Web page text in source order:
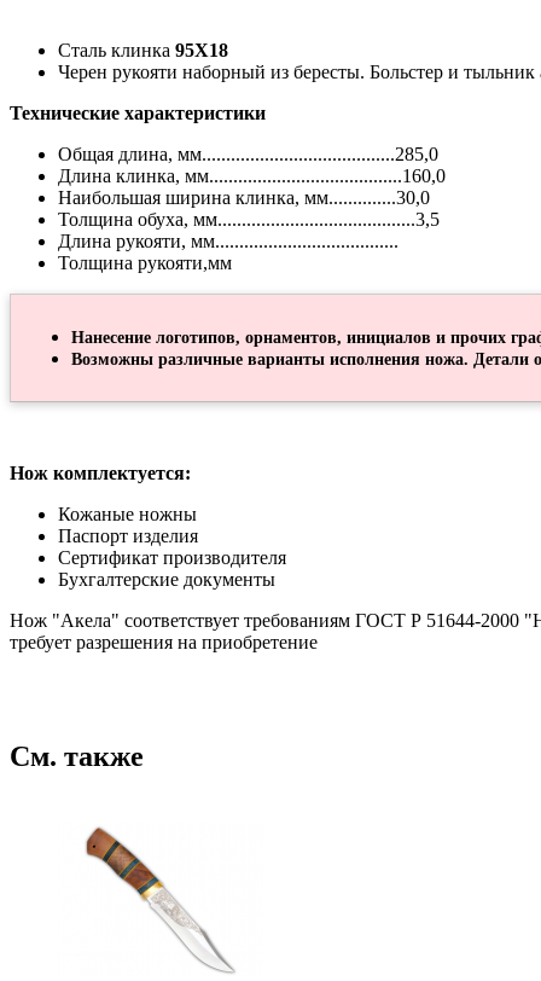
Сталь клинка 95Х18
Черен рукояти наборный из бересты. Больстер и
Технические характеристики
Общая длина, мм........................................285,0
Длина клинка, мм........................................160,0
Наибольшая ширина клинка, мм..............30,0
Толщина обуха, мм.........................................3,5
Длина рукояти, мм......................................
Толщина рукояти,мм
Нанесение логотипов, орнаментов, инициалов и прочих
Возможны различные варианты исполнения ножа. Детали
Нож комплектуется:
Кожаные ножны
Паспорт изделия
Сертификат производителя
Бухгалтерские документы
Нож "Акела" соответствует требованиям ГОСТ Р 51644-
требует разрешения на приобретение
См. также